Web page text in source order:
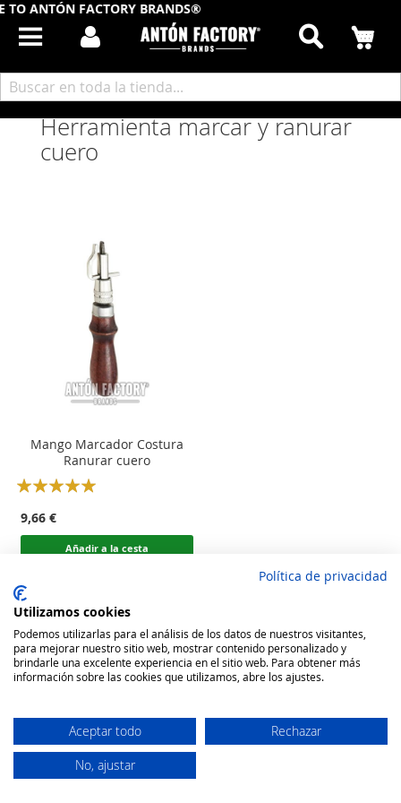
TO ANTÓN FACTORY BRANDS®
Buscar
Inicio
Herramientas Calzado y Cuero
Herramienta marcar y ranurar cuero
Herramienta marcar y ranurar
cuero
Mango Marcador Costura
Ranurar cuero
Rating:
9,66 €
Añadir a la cesta
Política de privacidad
Utilizamos cookies
Podemos utilizarlas para el análisis de los datos de nuestros visitantes,
para mejorar nuestro sitio web, mostrar contenido personalizado y
brindarle una excelente experiencia en el sitio web. Para obtener más
información sobre las cookies que utilizamos, abre los ajustes.
Aceptar todo Rechazar
No, ajustar